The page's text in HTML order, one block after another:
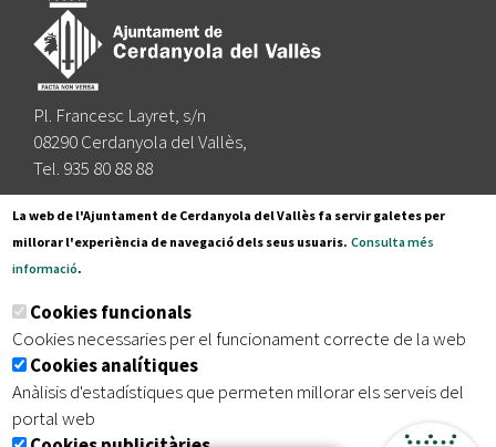
Pl. Francesc Layret, s/n
08290 Cerdanyola del Vallès,
Tel. 935 80 88 88
Segueix-nos a:
Subscriu-te al nostre butlletí
Inici | Avís legal | Protecció de dades
| Accessibilitat
La web de l'Ajuntament de Cerdanyola del Vallès fa servir galetes per
millorar l'experiència de navegació dels seus usuaris. Consulta més
informació.
Cookies funcionals
Cookies necessaries per el funcionament correcte de la web
Cookies analítiques
Anàlisis d'estadístiques que permeten millorar els serveis del
portal web